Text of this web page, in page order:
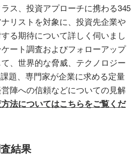
ス、投資アプローチに携わる345
リストを対象に、投資先企業や
る期待について詳しく伺いまし
ート調査およびフォローアップ
、世界的な脅威、テクノロジー
題、専門家が企業に求める定量
陣への信頼などについての見解
方法についてはこちらをご覧くだ
結果